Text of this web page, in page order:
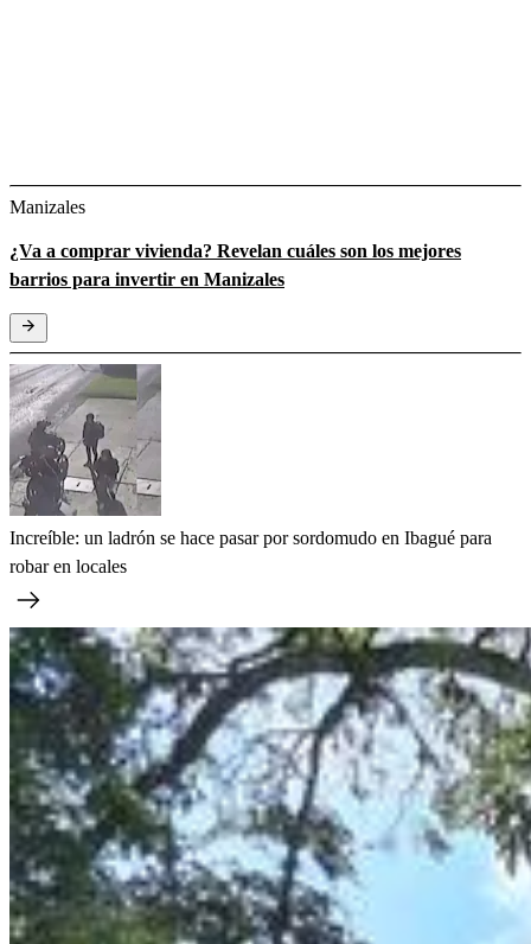
Manizales
¿Va a comprar vivienda? Revelan cuáles son los mejores
barrios para invertir en Manizales
Increíble: un ladrón se hace pasar por sordomudo en Ibagué para
robar en locales